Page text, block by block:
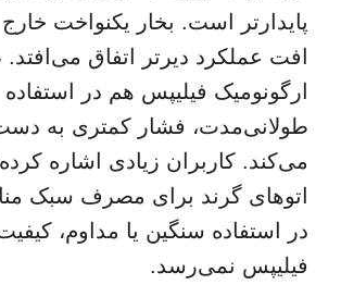
پایدارتر است. بخار یکنواخت‌
افت عملکرد دیرتر اتفاق
ارگونومیک فیلیپس هم در استفاده
طولانی‌مدت، فشار کمتری به
می‌کند. کاربران زیادی اشاره
اتوهای گرند برای مصرف سبک
در استفاده سنگین یا مداوم،
فیلیپس نمی‌رسد.